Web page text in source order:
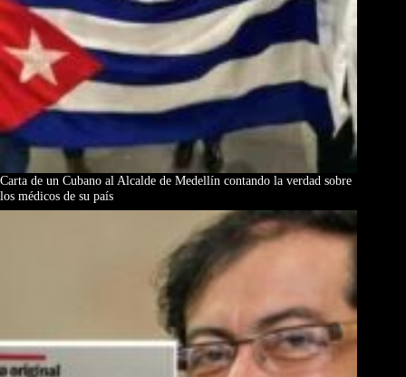
Carta de un Cubano al Alcalde de Medellín contando la verdad sobre
los médicos de su país